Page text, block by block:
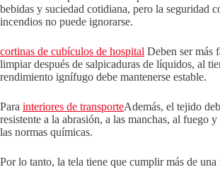
bebidas y suciedad cotidiana, pero la seguridad
incendios no puede ignorarse.
cortinas de cubículos de hospital Deben ser más
limpiar después de salpicaduras de líquidos, al
rendimiento ignífugo debe mantenerse estable.
Para interiores de transporteAdemás, el tejido
resistente a la abrasión, a las manchas, al fuego
las normas químicas.
Por lo tanto, la tela tiene que cumplir más de